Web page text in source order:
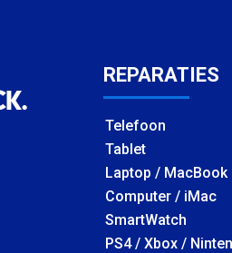
REPARATIES
Telefoon
Tablet
Laptop / MacBook
Computer / iMac
SmartWatch
PS4 / Xbox /